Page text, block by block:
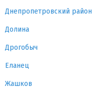
Днепропетровский район
Долина
Дрогобыч
Еланец
Жашков